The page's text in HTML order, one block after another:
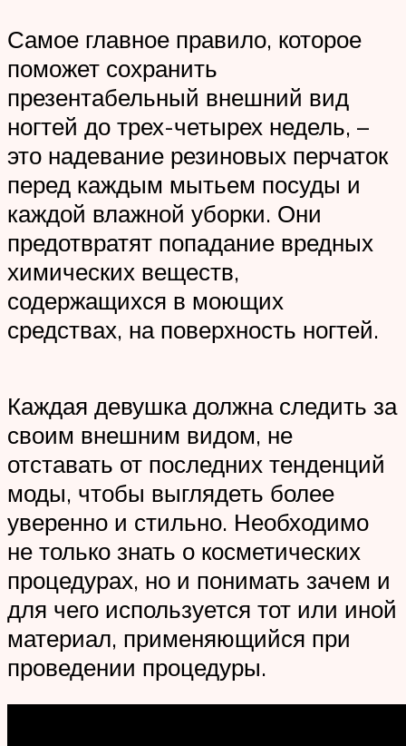
Самое главное правило, которое
поможет сохранить
презентабельный внешний вид
ногтей до трех-четырех недель, –
это надевание резиновых перчаток
перед каждым мытьем посуды и
каждой влажной уборки. Они
предотвратят попадание вредных
химических веществ,
содержащихся в моющих
средствах, на поверхность ногтей.
Каждая девушка должна следить за
своим внешним видом, не
отставать от последних тенденций
моды, чтобы выглядеть более
уверенно и стильно. Необходимо
не только знать о косметических
процедурах, но и понимать зачем и
для чего используется тот или иной
материал, применяющийся при
проведении процедуры.